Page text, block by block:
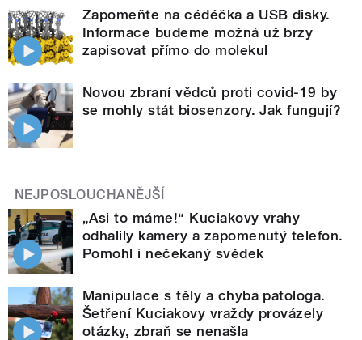
Zapomeňte na cédéčka a USB disky.
Informace budeme možná už brzy
zapisovat přímo do molekul
Novou zbraní vědců proti covid-19 by
se mohly stát biosenzory. Jak fungují?
NEJPOSLOUCHANĚJŠÍ
„Asi to máme!“ Kuciakovy vrahy
odhalily kamery a zapomenutý telefon.
Pomohl i nečekaný svědek
Manipulace s těly a chyba patologa.
Šetření Kuciakovy vraždy provázely
otázky, zbraň se nenašla